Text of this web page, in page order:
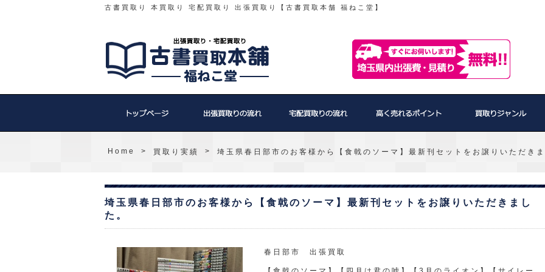
古書買取り 本買取り 宅配買取り 出張買取り【古書買取本舗 福ねこ堂】
Home > 買取り実績 > 埼玉県春日部市のお客様から【食戟のソーマ】最新刊セットをお譲りいただき
埼玉県春日部市のお客様から【食戟のソーマ】最新刊セットをお譲りいただきまし
た。
春日部市 出張買取